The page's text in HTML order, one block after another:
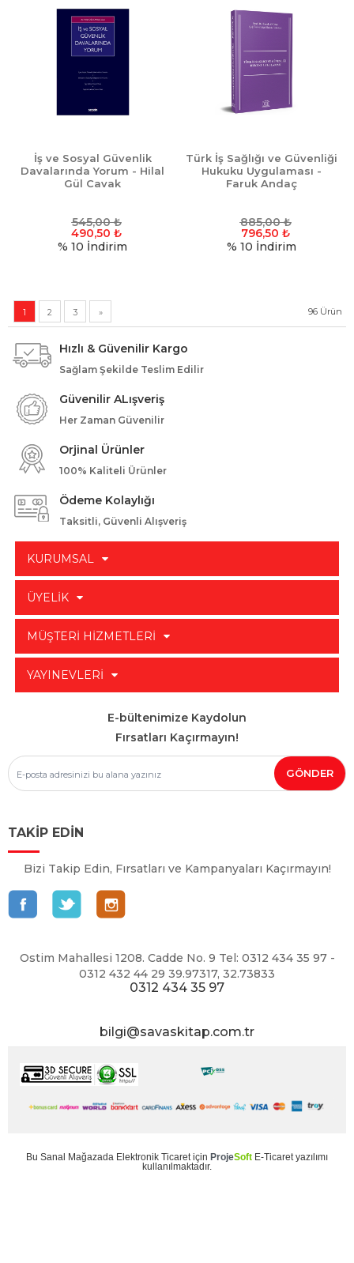
İş ve Sosyal Güvenlik
Davalarında Yorum - Hilal
Gül Cavak
545,00₺
490,50 ₺
% 10 İndirim
Türk İş Sağlığı ve Güvenliği
Hukuku Uygulaması -
Faruk Andaç
885,00₺
796,50 ₺
% 10 İndirim
96 Ürün
1 2 3 »
Hızlı & Güvenilir Kargo
Sağlam Şekilde Teslim Edilir
Güvenilir ALışveriş
Her Zaman Güvenilir
Orjinal Ürünler
100% Kaliteli Ürünler
Ödeme Kolaylığı
Taksitli, Güvenli Alışveriş
KURUMSAL
ÜYELİK
MÜŞTERİ HİZMETLERİ
YAYINEVLERİ
E-bültenimize Kaydolun
Fırsatları Kaçırmayın!
TAKİP EDİN
Bizi Takip Edin, Fırsatları ve Kampanyaları Kaçırmayın!
Ostim Mahallesi 1208. Cadde No. 9 Tel: 0312 434 35 97 -
0312 432 44 29 39.97317, 32.73833
0312 434 35 97
bilgi@savaskitap.com.tr
Bu Sanal Mağazada Elektronik Ticaret için ProjeSoft E-Ticaret yazılımı
kullanılmaktadır.